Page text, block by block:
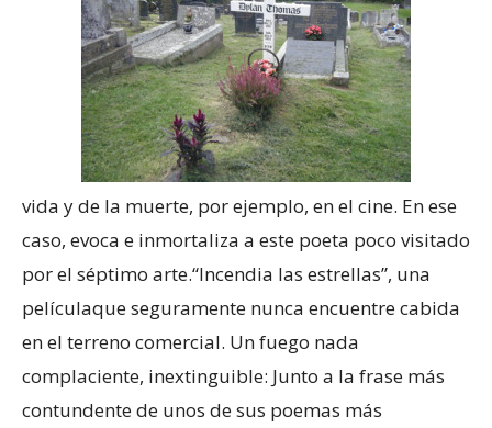
vida y de la muerte, por ejemplo, en el cine. En ese
caso, evoca e inmortaliza a este poeta poco visitado
por el séptimo arte.“Incendia las estrellas”, una
películaque seguramente nunca encuentre cabida
en el terreno comercial. Un fuego nada
complaciente, inextinguible: Junto a la frase más
contundente de unos de sus poemas más